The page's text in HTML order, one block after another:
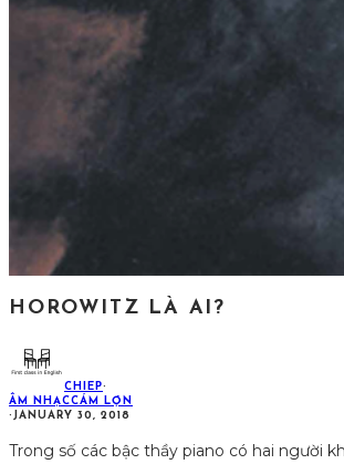
HOROWITZ LÀ AI?
CHIEP·
ÂM NHẠCCÁM LỢN
·JANUARY 30, 2018
Trong số các bậc thầy piano có hai người